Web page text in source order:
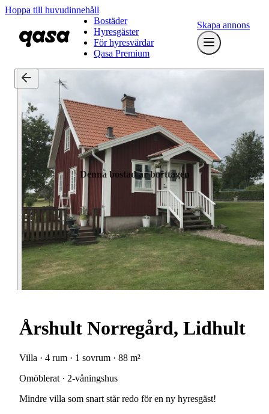
Hoppa till huvudinnehåll
Bostäder
Hyresgäster
För hyresvärdar
Qasa Premium
Skapa annons
Denna bostad är borttagen
Årshult Norregård, Lidhult
Villa · 4 rum · 1 sovrum · 88 m²
Omöblerat · 2-våningshus
Mindre villa som snart står redo för en ny hyresgäst!